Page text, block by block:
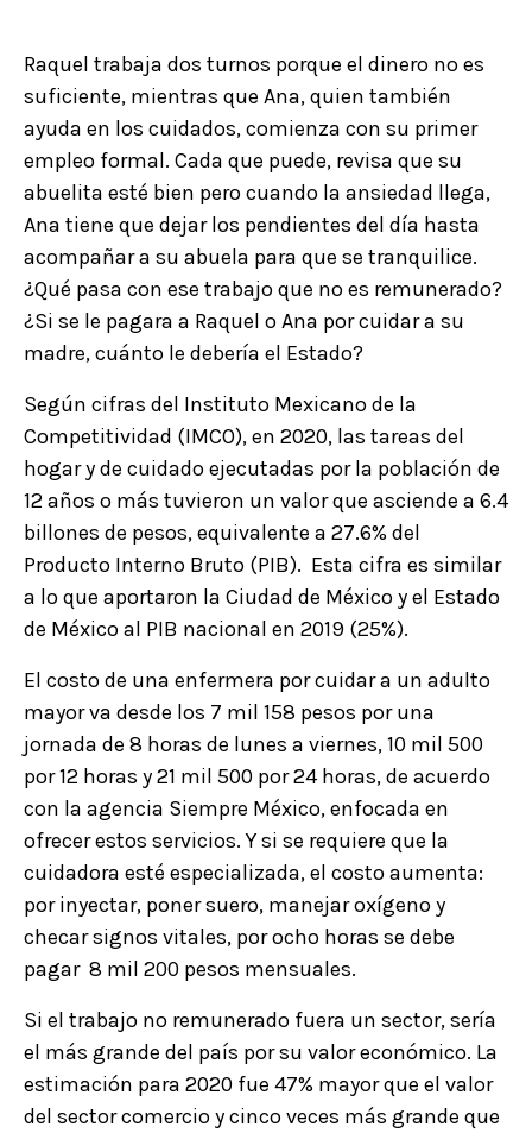
Raquel trabaja dos turnos porque el dinero no es
suficiente, mientras que Ana, quien también
ayuda en los cuidados, comienza con su primer
empleo formal. Cada que puede, revisa que su
abuelita esté bien pero cuando la ansiedad llega,
Ana tiene que dejar los pendientes del día hasta
acompañar a su abuela para que se tranquilice.
¿Qué pasa con ese trabajo que no es remunerado?
¿Si se le pagara a Raquel o Ana por cuidar a su
madre, cuánto le debería el Estado?
Según cifras del Instituto Mexicano de la
Competitividad (IMCO), en 2020, las tareas del
hogar y de cuidado ejecutadas por la población de
12 años o más tuvieron un valor que asciende a 6.4
billones de pesos, equivalente a 27.6% del
Producto Interno Bruto (PIB). Esta cifra es similar
a lo que aportaron la Ciudad de México y el Estado
de México al PIB nacional en 2019 (25%).
El costo de una enfermera por cuidar a un adulto
mayor va desde los 7 mil 158 pesos por una
jornada de 8 horas de lunes a viernes, 10 mil 500
por 12 horas y 21 mil 500 por 24 horas, de acuerdo
con la agencia Siempre México, enfocada en
ofrecer estos servicios. Y si se requiere que la
cuidadora esté especializada, el costo aumenta:
por inyectar, poner suero, manejar oxígeno y
checar signos vitales, por ocho horas se debe
pagar 8 mil 200 pesos mensuales.
Si el trabajo no remunerado fuera un sector, sería
el más grande del país por su valor económico. La
estimación para 2020 fue 47% mayor que el valor
del sector comercio y cinco veces más grande que